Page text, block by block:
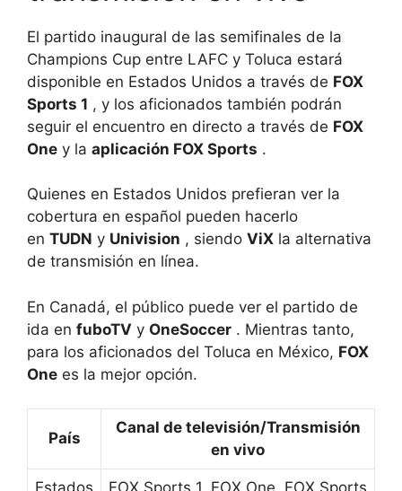
El partido inaugural de las semifinales de la
Champions Cup entre LAFC y Toluca estará
disponible en Estados Unidos a través de FOX
Sports 1 , y los aficionados también podrán
seguir el encuentro en directo a través de FOX
One y la aplicación FOX Sports .
Quienes en Estados Unidos prefieran ver la
cobertura en español pueden hacerlo
en TUDN y Univision , siendo ViX la alternativa
de transmisión en línea.
En Canadá, el público puede ver el partido de
ida en fuboTV y OneSoccer . Mientras tanto,
para los aficionados del Toluca en México, FOX
One es la mejor opción.
País
Canal de televisión/Transmisión
en vivo